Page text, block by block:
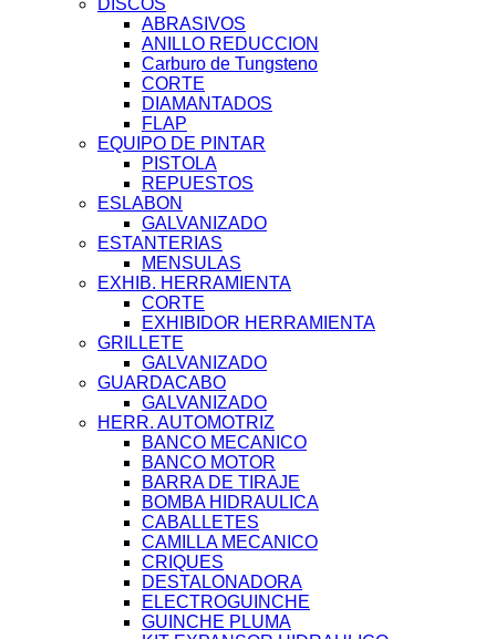
DISCOS
ABRASIVOS
ANILLO REDUCCION
Carburo de Tungsteno
CORTE
DIAMANTADOS
FLAP
EQUIPO DE PINTAR
PISTOLA
REPUESTOS
ESLABON
GALVANIZADO
ESTANTERIAS
MENSULAS
EXHIB. HERRAMIENTA
CORTE
EXHIBIDOR HERRAMIENTA
GRILLETE
GALVANIZADO
GUARDACABO
GALVANIZADO
HERR. AUTOMOTRIZ
BANCO MECANICO
BANCO MOTOR
BARRA DE TIRAJE
BOMBA HIDRAULICA
CABALLETES
CAMILLA MECANICO
CRIQUES
DESTALONADORA
ELECTROGUINCHE
GUINCHE PLUMA